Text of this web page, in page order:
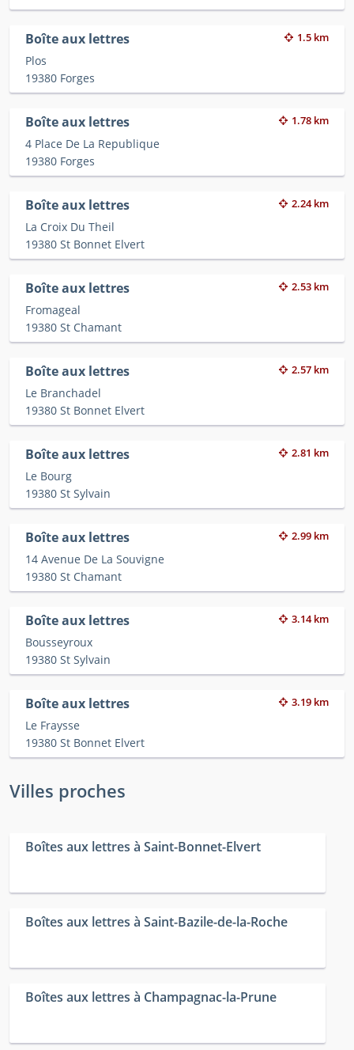
Boîte aux lettres 1.5 km
Plos
19380 Forges
Boîte aux lettres 1.78 km
4 Place De La Republique
19380 Forges
Boîte aux lettres 2.24 km
La Croix Du Theil
19380 St Bonnet Elvert
Boîte aux lettres 2.53 km
Fromageal
19380 St Chamant
Boîte aux lettres 2.57 km
Le Branchadel
19380 St Bonnet Elvert
Boîte aux lettres 2.81 km
Le Bourg
19380 St Sylvain
Boîte aux lettres 2.99 km
14 Avenue De La Souvigne
19380 St Chamant
Boîte aux lettres 3.14 km
Bousseyroux
19380 St Sylvain
Boîte aux lettres 3.19 km
Le Fraysse
19380 St Bonnet Elvert
Villes proches
Boîtes aux lettres à Saint-Bonnet-Elvert
Boîtes aux lettres à Saint-Bazile-de-la-Roche
Boîtes aux lettres à Champagnac-la-Prune